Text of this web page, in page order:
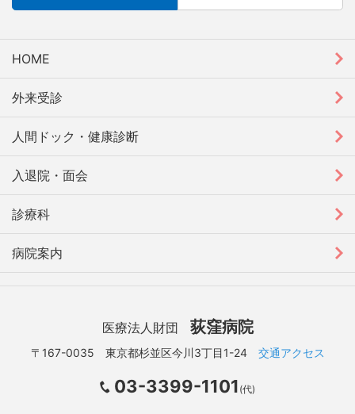
HOME
外来受診
人間ドック・健康診断
入退院・面会
診療科
病院案内
医療法人財団 荻窪病院
〒167-0035 東京都杉並区今川3丁目1-24 交通アクセス
03-3399-1101 (代)